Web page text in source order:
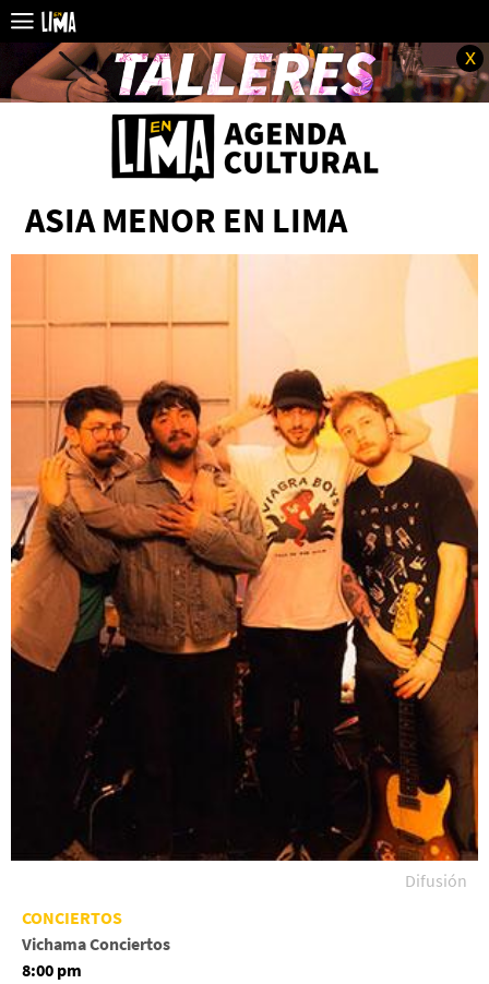
x
ASIA MENOR EN LIMA
Difusión
CONCIERTOS
Vichama Conciertos
8:00 pm